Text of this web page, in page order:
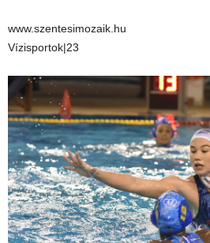
www.szentesimozaik.hu
Vízisportok|23